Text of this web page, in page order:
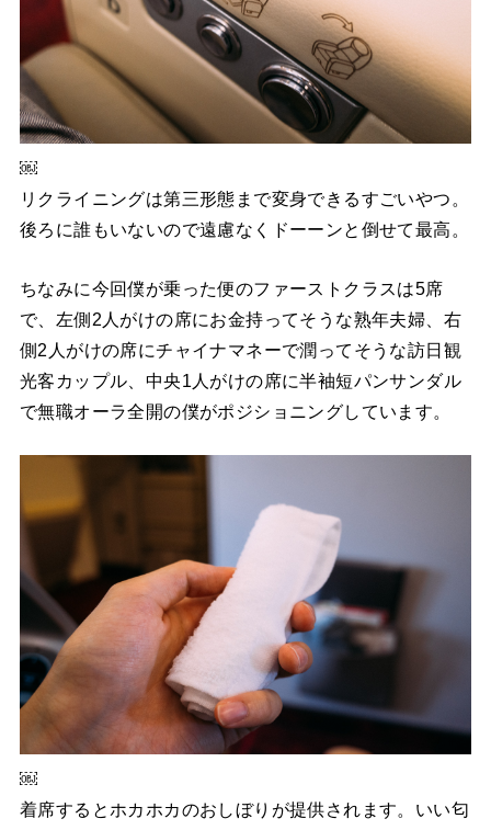
￼
リクライニングは第三形態まで変身できるすごいやつ。
後ろに誰もいないので遠慮なくドーーンと倒せて最高。
ちなみに今回僕が乗った便のファーストクラスは5席
で、左側2人がけの席にお金持ってそうな熟年夫婦、右
側2人がけの席にチャイナマネーで潤ってそうな訪日観
光客カップル、中央1人がけの席に半袖短パンサンダル
で無職オーラ全開の僕がポジショニングしています。
￼
着席するとホカホカのおしぼりが提供されます。いい匂